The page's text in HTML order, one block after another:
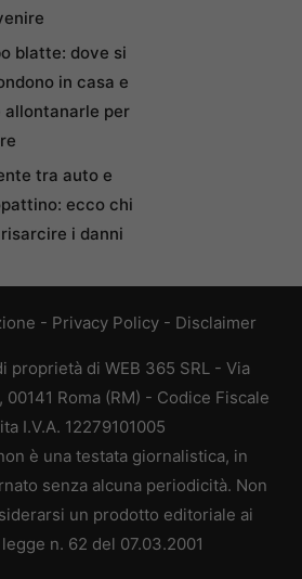
blatte: dove si
in casa e
allontanarle per
tra auto e
ecco chi
i danni
- Privacy Policy - Disclaimer
proprietà di WEB 365 SRL - Via
00141 Roma (RM) - Codice Fiscale
I.V.A. 12279101005
è una testata giornalistica, in
senza alcuna periodicità. Non
un prodotto editoriale ai
n. 62 del 07.03.2001